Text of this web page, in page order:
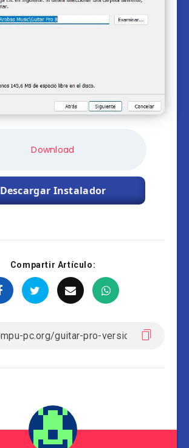
Download
Descargar Instalador
Compartir Artículo: